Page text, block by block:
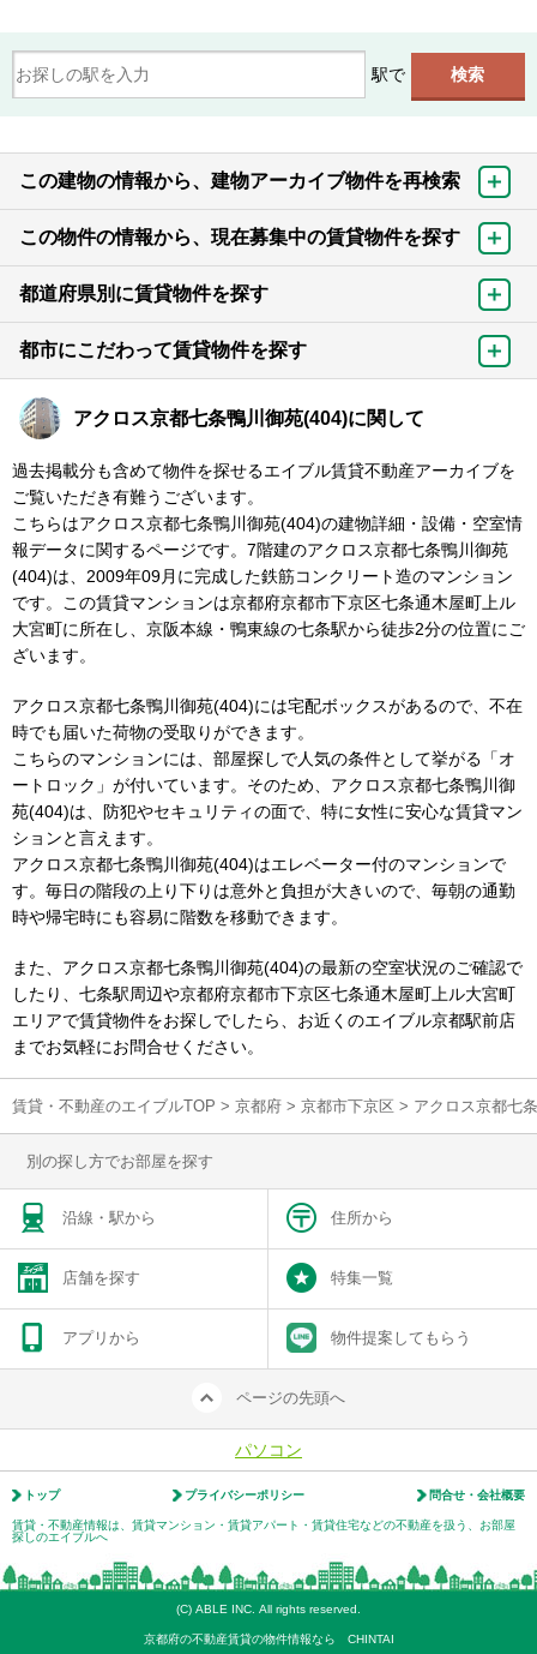
駅で
この建物の情報から、建物アーカイブ物件を再検索
この物件の情報から、現在募集中の賃貸物件を探す
都道府県別に賃貸物件を探す
都市にこだわって賃貸物件を探す
アクロス京都七条鴨川御苑(404)に関して
過去掲載分も含めて物件を探せるエイブル賃貸不動産アーカイブを
ご覧いただき有難うございます。
こちらはアクロス京都七条鴨川御苑(404)の建物詳細・設備・空室情
報データに関するページです。7階建のアクロス京都七条鴨川御苑
(404)は、2009年09月に完成した鉄筋コンクリート造のマンション
です。この賃貸マンションは京都府京都市下京区七条通木屋町上ル
大宮町に所在し、京阪本線・鴨東線の七条駅から徒歩2分の位置にご
ざいます。
アクロス京都七条鴨川御苑(404)には宅配ボックスがあるので、不在
時でも届いた荷物の受取りができます。
こちらのマンションには、部屋探しで人気の条件として挙がる「オ
ートロック」が付いています。そのため、アクロス京都七条鴨川御
苑(404)は、防犯やセキュリティの面で、特に女性に安心な賃貸マン
ションと言えます。
アクロス京都七条鴨川御苑(404)はエレベーター付のマンションで
す。毎日の階段の上り下りは意外と負担が大きいので、毎朝の通勤
時や帰宅時にも容易に階数を移動できます。
また、アクロス京都七条鴨川御苑(404)の最新の空室状況のご確認で
したり、七条駅周辺や京都府京都市下京区七条通木屋町上ル大宮町
エリアで賃貸物件をお探しでしたら、お近くのエイブル京都駅前店
までお気軽にお問合せください。
賃貸・不動産のエイブルTOP > 京都府 > 京都市下京区 > アクロス京都七
別の探し方でお部屋を探す
沿線・駅から 住所から
店舗を探す 特集一覧
アプリから 物件提案してもらう
ページの先頭へ
パソコン
トップ プライバシーポリシー 問合せ・会社概要
賃貸・不動産情報は、賃貸マンション・賃貸アパート・賃貸住宅などの不動産を扱う、お部屋
探しのエイブルへ
(C) ABLE INC. All rights reserved.
京都府の不動産賃貸の物件情報なら CHINTAI